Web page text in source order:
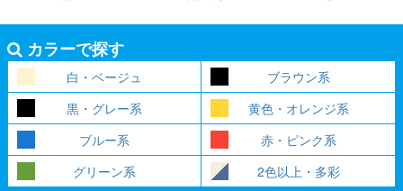
カラーで探す
白・ベージュ
ブラウン系
黒・グレー系
黄色・オレンジ系
ブルー系
赤・ピンク系
グリーン系
2色以上・多彩